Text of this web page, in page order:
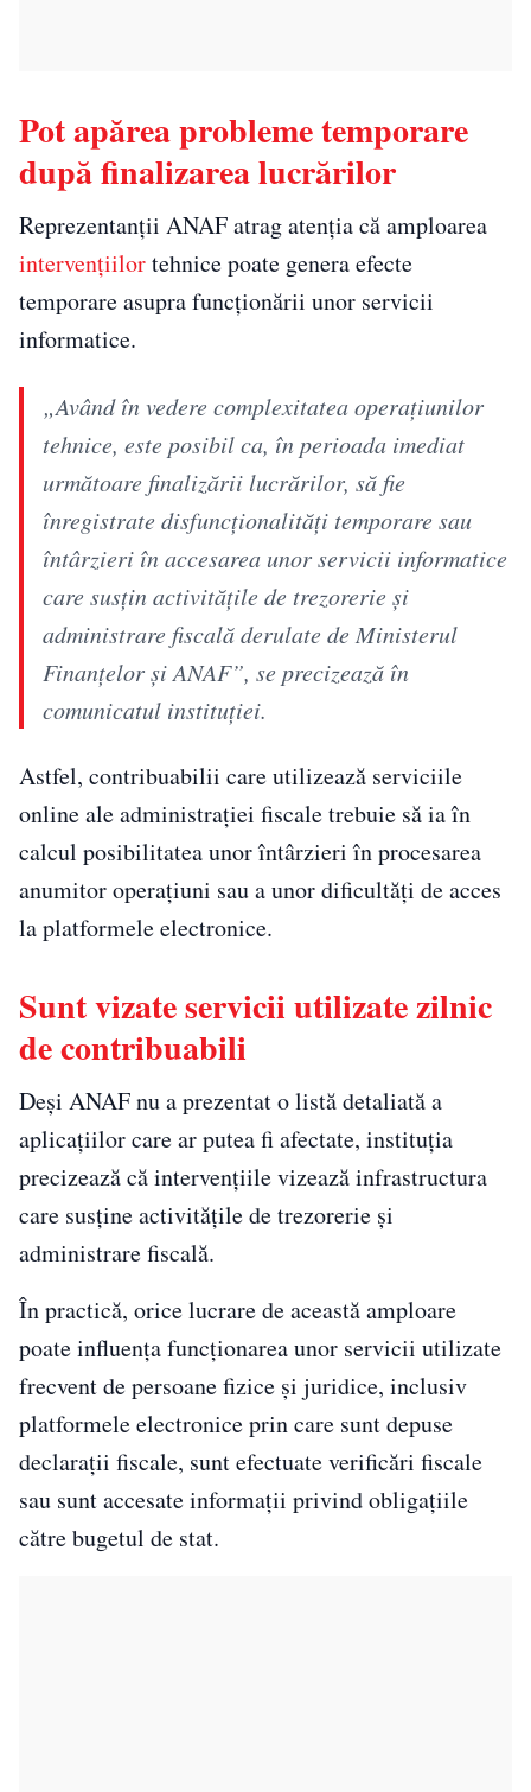
Pot apărea probleme temporare
după finalizarea lucrărilor
Reprezentanții ANAF atrag atenția că amploarea
intervențiilortehnice poate genera efecte
temporare asupra funcționării unor servicii
informatice.
„Având în vedere complexitatea operațiunilor
tehnice, este posibil ca, în perioada imediat
următoare finalizării lucrărilor, să fie
înregistrate disfuncționalități temporare sau
întârzieri în accesarea unor servicii informatice
care susțin activitățile de trezorerie și
administrare fiscală derulate de Ministerul
Finanțelor și ANAF”, se precizează în
comunicatul instituției.
Astfel, contribuabilii care utilizează serviciile
online ale administrației fiscale trebuie să ia în
calcul posibilitatea unor întârzieri în procesarea
anumitor operațiuni sau a unor dificultăți de acces
la platformele electronice.
Sunt vizate servicii utilizate zilnic
de contribuabili
Deși ANAF nu a prezentat o listă detaliată a
aplicațiilor care ar putea fi afectate, instituția
precizează că intervențiile vizează infrastructura
care susține activitățile de trezorerie și
administrare fiscală.
În practică, orice lucrare de această amploare
poate influența funcționarea unor servicii utilizate
frecvent de persoane fizice și juridice, inclusiv
platformele electronice prin care sunt depuse
declarații fiscale, sunt efectuate verificări fiscale
sau sunt accesate informații privind obligațiile
către bugetul de stat.